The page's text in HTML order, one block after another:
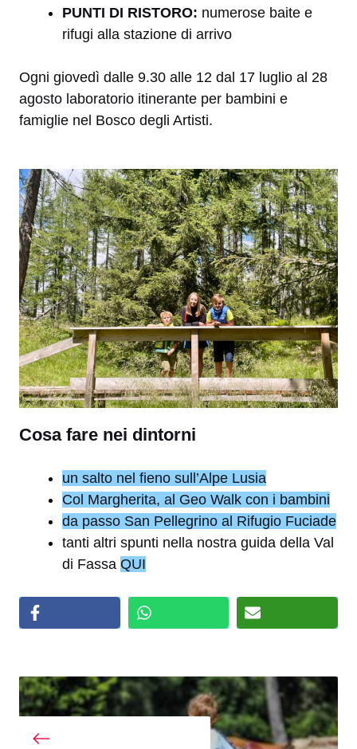
PUNTI DI RISTORO: numerose baite e
rifugi alla stazione di arrivo
Ogni giovedì dalle 9.30 alle 12 dal 17 luglio al 28
agosto laboratorio itinerante per bambini e
famiglie nel Bosco degli Artisti.
Cosa fare nei dintorni
un salto nel fieno sull’Alpe Lusia
Col Margherita, al Geo Walk con i bambini
da passo San Pellegrino al Rifugio Fuciade
tanti altri spunti nella nostra guida della Val
di Fassa QUI